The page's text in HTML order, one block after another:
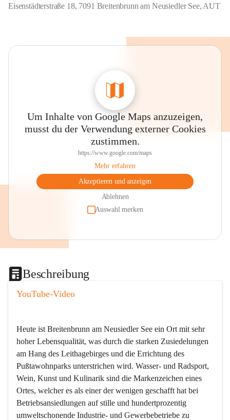
Eisenstädterstraße 18, 7091 Breitenbrunn am Neusiedler See, AUT
Um Inhalte von Google Maps anzuzeigen,
musst du der Verwendung externer Cookies
zustimmen.
https://www.google.com/maps
Mehr erfahren
Akzeptieren und anzeigen
Ablehnen
Auswahl merken
Beschreibung
YouTube-Video
Heute ist Breitenbrunn am Neusiedler See ein Ort mit sehr
hoher Lebensqualität, was durch die starken Zusiedelungen
am Hang des Leithagebirges und die Errichtung des
Pußtawohnparks unterstrichen wird. Wasser- und Radsport,
Wein, Kunst und Kulinarik sind die Markenzeichen eines
Ortes, welcher es als einer der wenigen geschafft hat bei
Betriebsansiedlungen auf stille und hundertprozentig
umweltschonende Industrie- und Gewerbebetriebe zu